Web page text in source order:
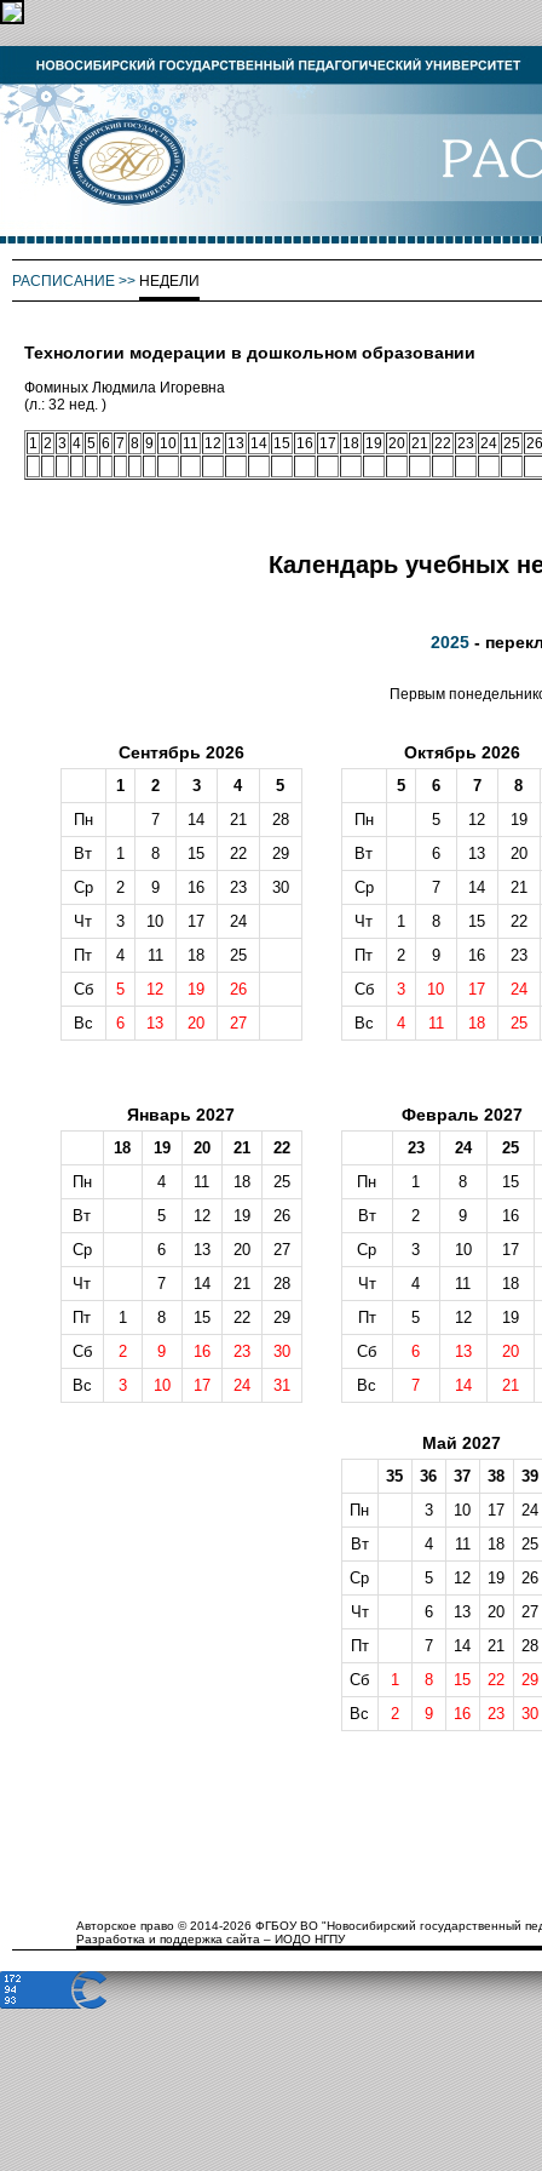
РАСПИСАНИЕ >> НЕДЕЛИ
Технологии модерации в дошкольном образовании
Фоминых Людмила Игоревна
(л.: 32 нед. )
1 2 3 4 5 6 7 8 9 10 11 12 13 14 15 16 17 18 19 20 21 22 23 24 25 26
Календарь учебных
2025 -
Первым
Сентябрь 2026
1 2 3 4
5
Пн
7 14 21
28
Вт
1 8 15 22
29
Ср
2 9 16 23
30
Чт
3 10 17
24
Пт
4 11 18
25
Сб
5 12 19
26
Вс
6 13 20 27
Октябрь 2026
5 6 7
8
Пн
5 12
19
Вт
6 13
20
Ср
7 14
21
Чт
1 8 15
22
Пт
2 9 16
23
Сб
3 10 17
24
Вс
4 11 18 25
Январь 2027
18 19 20 21
22
Пн
4 11 18
25
Вт
5 12 19
26
Ср
6 13 20
27
Чт
7 14 21
28
Пт
1 8 15 22
29
Сб
2 9 16 23
30
Вс
3 10 17 24 31
Февраль 2027
23 24
25
Пн
1 8
15
Вт
2 9
16
Ср
3 10
17
Чт
4 11
18
Пт
5 12
19
Сб
6 13
20
Вс
7 14 21
Май 2027
35 36 37 38
39
Пн
3 10 17
24
Вт
4 11 18
25
Ср
5 12 19
26
Чт
6 13 20
27
Пт
7 14 21
28
Сб
1 8 15 22
29
Вс
2 9 16 23 30
Авторское право © 2014-2026 ФГБОУ ВО "Новосибирский государственный
Разработка и поддержка сайта – ИОДО НГПУ